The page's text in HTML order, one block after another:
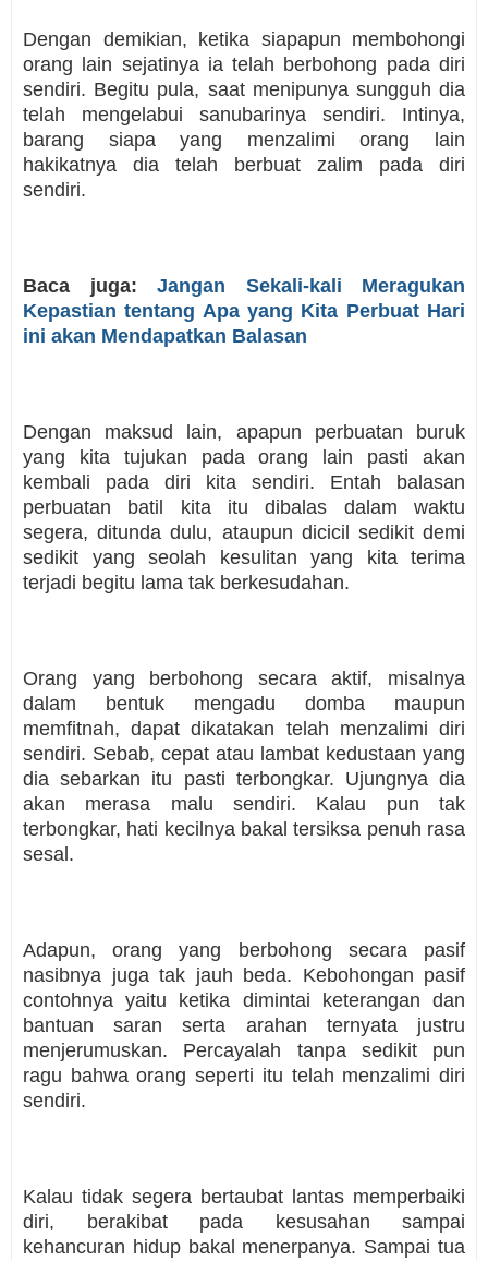
Dengan demikian, ketika siapapun membohongi
orang lain sejatinya ia telah berbohong pada diri
sendiri. Begitu pula, saat menipunya sungguh dia
telah mengelabui sanubarinya sendiri. Intinya,
barang siapa yang menzalimi orang lain
hakikatnya dia telah berbuat zalim pada diri
sendiri.
Baca juga: Jangan Sekali-kali Meragukan
Kepastian tentang Apa yang Kita Perbuat Hari
ini akan Mendapatkan Balasan
Dengan maksud lain, apapun perbuatan buruk
yang kita tujukan pada orang lain pasti akan
kembali pada diri kita sendiri. Entah balasan
perbuatan batil kita itu dibalas dalam waktu
segera, ditunda dulu, ataupun dicicil sedikit demi
sedikit yang seolah kesulitan yang kita terima
terjadi begitu lama tak berkesudahan.
Orang yang berbohong secara aktif, misalnya
dalam bentuk mengadu domba maupun
memfitnah, dapat dikatakan telah menzalimi diri
sendiri. Sebab, cepat atau lambat kedustaan yang
dia sebarkan itu pasti terbongkar. Ujungnya dia
akan merasa malu sendiri. Kalau pun tak
terbongkar, hati kecilnya bakal tersiksa penuh rasa
sesal.
Adapun, orang yang berbohong secara pasif
nasibnya juga tak jauh beda. Kebohongan pasif
contohnya yaitu ketika dimintai keterangan dan
bantuan saran serta arahan ternyata justru
menjerumuskan. Percayalah tanpa sedikit pun
ragu bahwa orang seperti itu telah menzalimi diri
sendiri.
Kalau tidak segera bertaubat lantas memperbaiki
diri, berakibat pada kesusahan sampai
kehancuran hidup bakal menerpanya. Sampai tua